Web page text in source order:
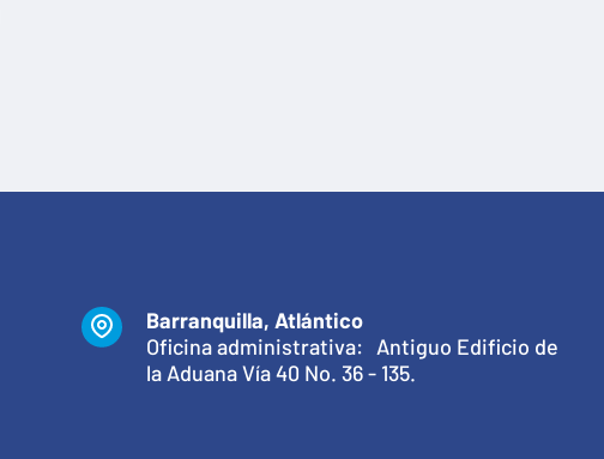
Barranquilla, Atlántico
Oficina administrativa: Antiguo Edificio de
la Aduana Vía 40 No. 36 - 135.